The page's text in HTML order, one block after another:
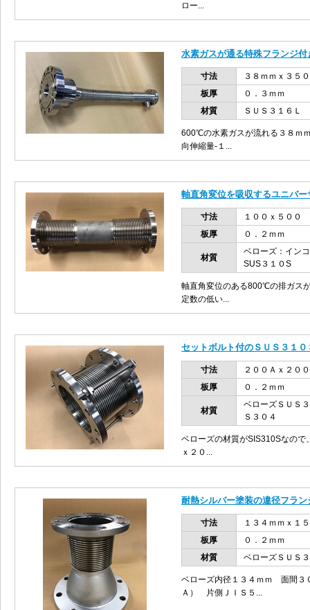
ロー...
水素ガスが通る特殊フランジ
寸法
３８ｍｍｘ３５
板厚
０．３ｍｍ
材質
ＳＵＳ３１６Ｌ
600℃の水素ガスが流れる３８ｍ
向伸縮量-１...
軸直角変位を吸収するユニバ
寸法
１００ｘ５００
板厚
０．２ｍｍ
材質
ベローズ：イン
SUS３１０S
軸直角変位のある800℃の排ガス
定数の低い...
セットボルト付のＳＵＳ３１
寸法
２００Ａｘ２０
板厚
０．２ｍｍ
材質
ベローズＳＵＳ
Ｓ３０４
ベローズの材質がSIS310Sなの
ｘ２０...
耐熱シルバー塗装の違径フラン
寸法
１３４ｍｍｘ１
板厚
０．２ｍｍ
材質
ベローズＳＵＳ
ベローズ内径１３４ｍｍ 面間３
Ａ） 片側ＪＩＳ５...